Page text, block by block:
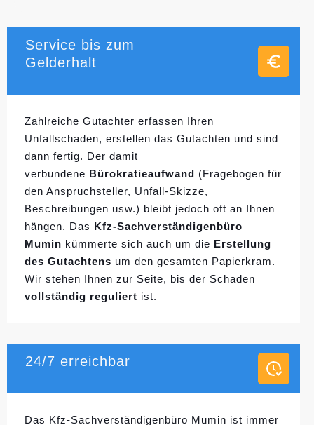
Service bis zum
Gelderhalt
Zahlreiche Gutachter erfassen Ihren
Unfallschaden, erstellen das Gutachten und sind
dann fertig. Der damit
verbundene Bürokratieaufwand (Fragebogen für
den Anspruchsteller, Unfall-Skizze,
Beschreibungen usw.) bleibt jedoch oft an Ihnen
hängen. Das Kfz-Sachverständigenbüro
Mumin kümmerte sich auch um die Erstellung
des Gutachtens um den gesamten Papierkram.
Wir stehen Ihnen zur Seite, bis der Schaden
vollständig reguliert ist.
24/7 erreichbar
Das Kfz-Sachverständigenbüro Mumin ist immer